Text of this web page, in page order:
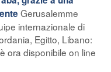
Gerusalemme
internazionale di
Egitto, Libano:
ora disponibile on line